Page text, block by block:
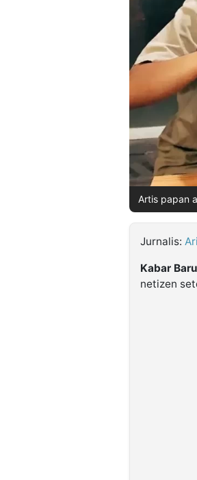
Artis papan
Jurnalis:
Kabar
netizen